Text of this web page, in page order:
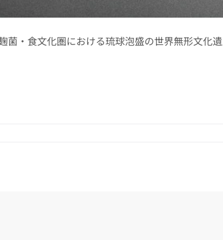
菌・食文化圏における琉球泡盛の世界無形文化